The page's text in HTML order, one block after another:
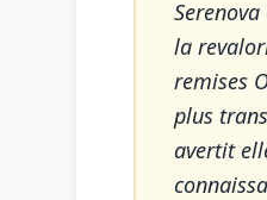
la
remises
plus
avertit